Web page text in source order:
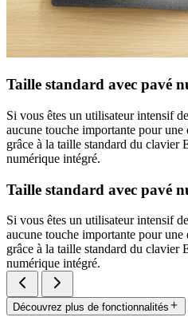
Taille standard avec pavé
Si vous êtes un utilisateur intensif
aucune touche importante pour
grâce à la taille standard du clavier
numérique intégré.
Taille standard avec pavé
Si vous êtes un utilisateur intensif
aucune touche importante pour
grâce à la taille standard du clavier
numérique intégré.
Découvrez plus de fonctionnalités